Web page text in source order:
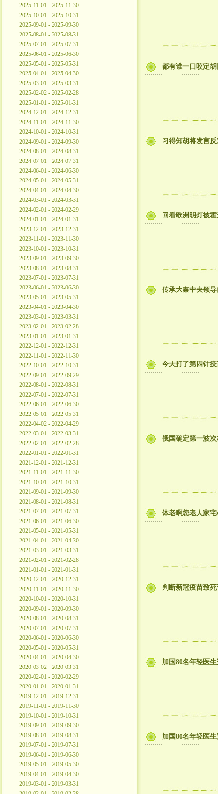
2025-11-01 - 2025-11-30
2025-10-01 - 2025-10-31
2025-09-01 - 2025-09-30
2025-08-01 - 2025-08-31
2025-07-01 - 2025-07-31
2025-06-01 - 2025-06-30
2025-05-01 - 2025-05-31
2025-04-01 - 2025-04-30
2025-03-01 - 2025-03-31
2025-02-02 - 2025-02-28
2025-01-01 - 2025-01-31
2024-12-01 - 2024-12-31
2024-11-01 - 2024-11-30
2024-10-01 - 2024-10-31
2024-09-01 - 2024-09-30
2024-08-01 - 2024-08-31
2024-07-01 - 2024-07-31
2024-06-01 - 2024-06-30
2024-05-01 - 2024-05-31
2024-04-01 - 2024-04-30
2024-03-01 - 2024-03-31
2024-02-01 - 2024-02-29
2024-01-01 - 2024-01-31
2023-12-01 - 2023-12-31
2023-11-01 - 2023-11-30
2023-10-01 - 2023-10-31
2023-09-01 - 2023-09-30
2023-08-01 - 2023-08-31
2023-07-01 - 2023-07-31
2023-06-01 - 2023-06-30
2023-05-01 - 2023-05-31
2023-04-01 - 2023-04-30
2023-03-01 - 2023-03-31
2023-02-01 - 2023-02-28
2023-01-01 - 2023-01-31
2022-12-01 - 2022-12-31
2022-11-01 - 2022-11-30
2022-10-01 - 2022-10-31
2022-09-01 - 2022-09-29
2022-08-01 - 2022-08-31
2022-07-01 - 2022-07-31
2022-06-01 - 2022-06-30
2022-05-01 - 2022-05-31
2022-04-02 - 2022-04-29
2022-03-01 - 2022-03-31
2022-02-01 - 2022-02-28
2022-01-01 - 2022-01-31
2021-12-01 - 2021-12-31
2021-11-01 - 2021-11-30
2021-10-01 - 2021-10-31
2021-09-01 - 2021-09-30
2021-08-01 - 2021-08-31
2021-07-01 - 2021-07-31
2021-06-01 - 2021-06-30
2021-05-01 - 2021-05-31
2021-04-01 - 2021-04-30
2021-03-01 - 2021-03-31
2021-02-01 - 2021-02-28
2021-01-01 - 2021-01-31
2020-12-01 - 2020-12-31
2020-11-01 - 2020-11-30
2020-10-01 - 2020-10-31
2020-09-01 - 2020-09-30
2020-08-01 - 2020-08-31
2020-07-01 - 2020-07-31
2020-06-01 - 2020-06-30
2020-05-01 - 2020-05-31
2020-04-01 - 2020-04-30
2020-03-02 - 2020-03-31
2020-02-01 - 2020-02-29
2020-01-01 - 2020-01-31
2019-12-01 - 2019-12-31
2019-11-01 - 2019-11-30
2019-10-01 - 2019-10-31
2019-09-01 - 2019-09-30
2019-08-01 - 2019-08-31
2019-07-01 - 2019-07-31
2019-06-01 - 2019-06-30
2019-05-01 - 2019-05-30
2019-04-01 - 2019-04-30
2019-03-01 - 2019-03-31
都有谁一口咬定
习得知胡将发言
回看欧洲明灯被
传承大秦中央领
今天打了第四针
俄国确定第一波
体老啊您老人家
判断新冠疫苗致
加国80名年轻医
加国80名年轻医